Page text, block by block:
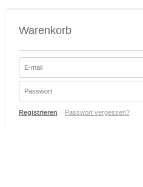
Warenkorb
Registrieren Passwort vergessen?